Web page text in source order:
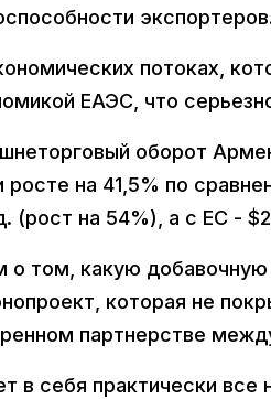
потоках,
ЕАЭС, что
оборот
на 41,5% по
(рост на 54%), а с ЕС -
о том, какую
которая не
партнерстве
в себя практически все